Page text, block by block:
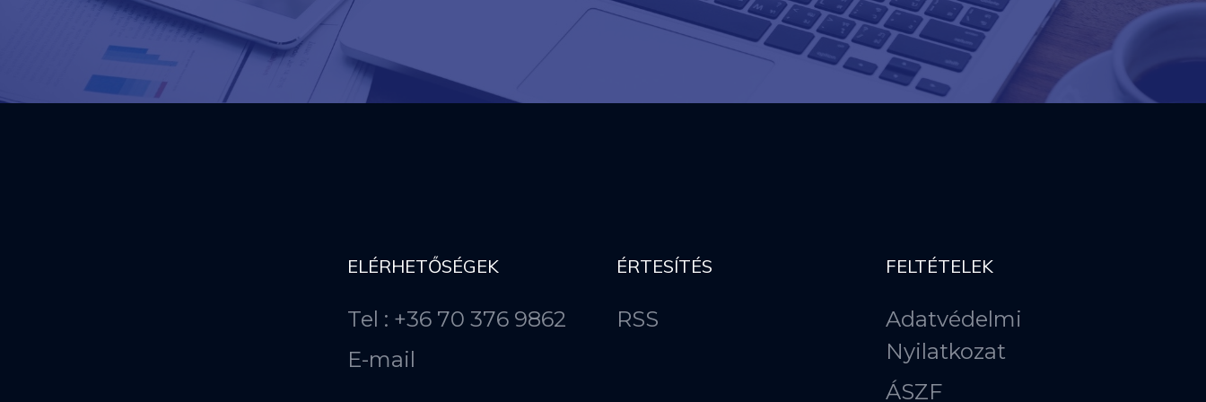
ELÉRHETŐSÉGEK
Tel : +36 70 376 9862
E-mail
ÉRTESÍTÉS
RSS
FELTÉTELEK
Adatvédelmi
Nyilatkozat
ÁSZF